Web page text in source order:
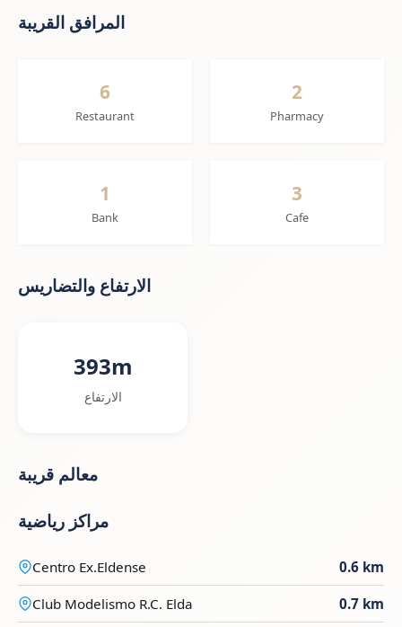
المرافق القريبة
6
Restaurant
2
Pharmacy
1
Bank
3
Cafe
الارتفاع والتضاريس
393m
الارتفاع
معالم قريبة
مراكز رياضية
Centro Ex.Eldense 0.6 km
Club Modelismo R.C. Elda 0.7 km